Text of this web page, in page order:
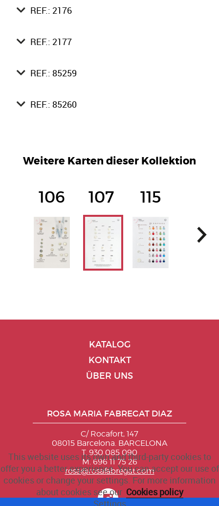
REF.: 2176
REF.: 2177
REF.: 85259
REF.: 85260
Weitere Karten dieser Kollektion
106 107 115
KATALOG
KONTAKT
ÜBER UNS
ROSA MARIA FABREGAT DIAZ
C/ Rocafort, 147
08015 Barcelona. BARCELONA
T. 930 085 090
M. 696 11 75 26
rosa@rosafabregat.com
This website uses its own and third-party cookies to
offer you a better experience. You can accept our use of
cookies or change your settings. For more information
about cookies see our Cookies policy
Settings